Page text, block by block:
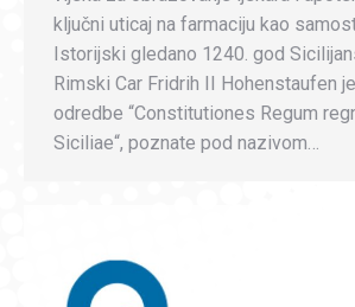
ključni uticaj na farmaciju kao
Istorijski gledano 1240. god
Rimski Car Fridrih II Hohenstaufen
odredbe “Constitutiones Regum
Siciliae“, poznate pod nazivom…